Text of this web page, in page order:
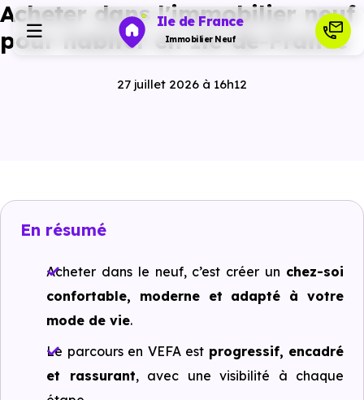
Ile de France
Immobilier Neuf
Investir
Ressources
Financer
Acheter dans l'immobilier neuf
pour habiter en Ile-de-France
27 juillet 2026 à 16h12
En résumé
Acheter dans le neuf, c’est créer un chez-soi
confortable, moderne et adapté à votre
mode de vie.
Le parcours en VEFA est progressif, encadré
et rassurant, avec une visibilité à chaque